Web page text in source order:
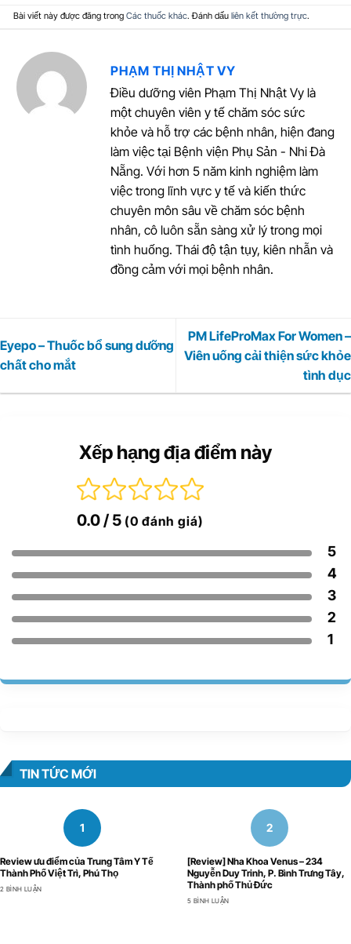
Bài viết này được đăng trong Các thuốc khác. Đánh dấu liên kết thường trực.
PHẠM THỊ NHẬT VY
Điều dưỡng viên Phạm Thị Nhật Vy là
một chuyên viên y tế chăm sóc sức
khỏe và hỗ trợ các bệnh nhân, hiện đang
làm việc tại Bệnh viện Phụ Sản - Nhi Đà
Nẵng. Với hơn 5 năm kinh nghiệm làm
việc trong lĩnh vực y tế và kiến thức
chuyên môn sâu về chăm sóc bệnh
nhân, cô luôn sẵn sàng xử lý trong mọi
tình huống. Thái độ tận tụy, kiên nhẫn và
đồng cảm với mọi bệnh nhân.
Eyepo – Thuốc bổ sung dưỡng
chất cho mắt
PM LifeProMax For Women –
Viên uống cải thiện sức khỏe
tình dục
Xếp hạng địa điểm này
0.0/ 5 (0 đánh giá)
5
4
3
2
1
TIN TỨC MỚI
Review ưu điểm của Trung Tâm Y Tế
Thành Phố Việt Trì, Phú Thọ
2 BÌNH LUẬN
[Review] Nha Khoa Venus – 234
Nguyễn Duy Trinh, P. Bình Trưng Tây,
Thành phố Thủ Đức
5 BÌNH LUẬN